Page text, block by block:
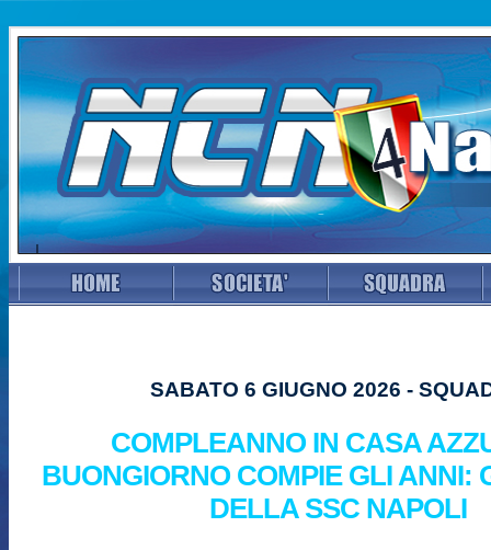
SABATO 6 GIUGNO 2026 -
COMPLEANNO IN CASA
BUONGIORNO COMPIE GLI ANNI:
DELLA SSC NAPOLI